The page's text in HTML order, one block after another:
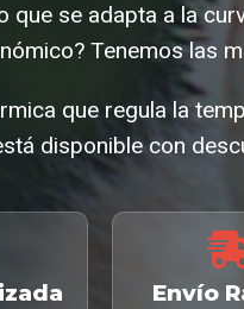
que se adapta a la
Tenemos las
que regula la
disponible con
Envío